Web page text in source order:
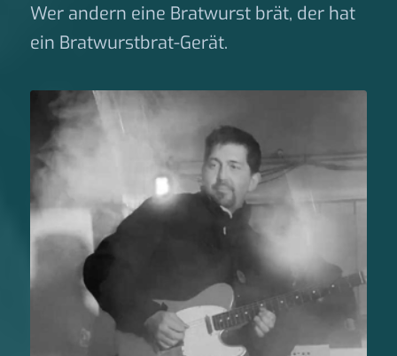
Wer andern eine Bratwurst brät, der hat
ein Bratwurstbrat-Gerät.